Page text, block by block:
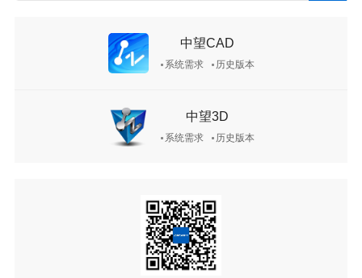
中望CAD
系统需求 历史版本
中望3D
系统需求 历史版本